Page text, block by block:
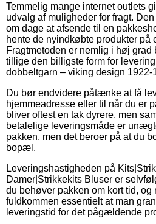
Temmelig mange internet outlets
udvalg af muligheder for fragt.
om dage at afsende til en
hente de nyindkøbte produkter på
Fragtmetoden er nemlig i høj grad
tillige den billigste form for
dobbeltgarn – viking design 1922-
Du bør endvidere påtænke at få
hjemmeadresse eller til når du er
bliver oftest en tak dyrere, men
betalelige leveringsmåde er
pakken, men det beroer på at du
bopæl.
Leveringshastigheden på
Damer|Strikkekits Bluser er
du behøver pakken om kort tid, og
fuldkommen essentielt at man
leveringstid for det pågældende